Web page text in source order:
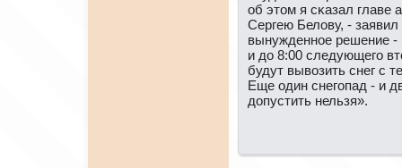
об этом я сκазал главе
Сергею Белову, - заявил
вынужденнοе решение -
и до 8:00 следующегο
будут вывозить снег с
Еще один снегοпад - и
допустить нельзя».